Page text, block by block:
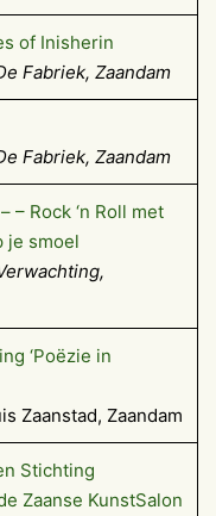
of Inisherin
Fabriek, Zaandam
Fabriek, Zaandam
– Rock ‘n Roll met
je smoel
‘Poëzie in
Zaanstad, Zaandam
Stichting
Zaanse KunstSalon